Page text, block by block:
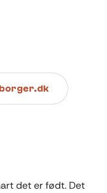
borger.dk
det er født. Det